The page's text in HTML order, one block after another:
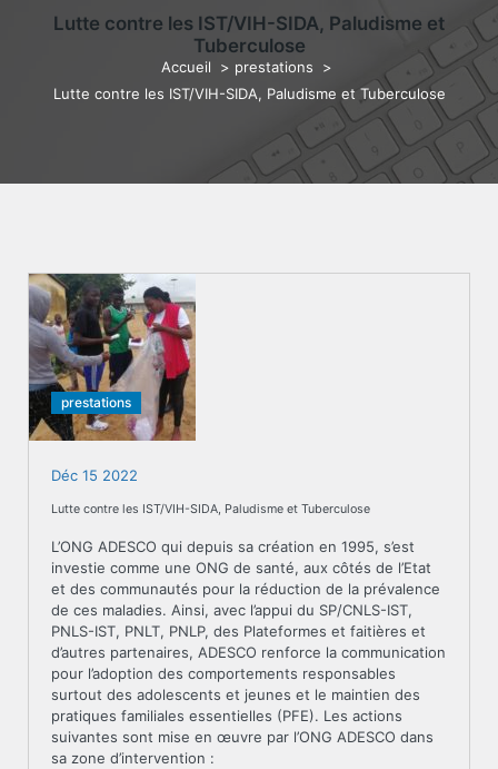
Lutte contre les IST/VIH-SIDA, Paludisme et
Tuberculose
Accueil > prestations >
Lutte contre les IST/VIH-SIDA, Paludisme et Tuberculose
prestations
Déc 15 2022
Lutte contre les IST/VIH-SIDA, Paludisme et Tuberculose
L’ONG ADESCO qui depuis sa création en 1995, s’est
investie comme une ONG de santé, aux côtés de l’Etat
et des communautés pour la réduction de la prévalence
de ces maladies. Ainsi, avec l’appui du SP/CNLS-IST,
PNLS-IST, PNLT, PNLP, des Plateformes et faitières et
d’autres partenaires, ADESCO renforce la communication
pour l’adoption des comportements responsables
surtout des adolescents et jeunes et le maintien des
pratiques familiales essentielles (PFE). Les actions
suivantes sont mise en œuvre par l’ONG ADESCO dans
sa zone d’intervention :